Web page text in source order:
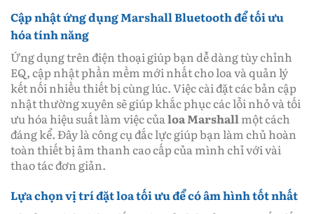
Cập nhật ứng dụng Marshall Bluetooth để tối ưu
hóa tính năng
Ứng dụng trên điện thoại giúp bạn dễ dàng tùy chỉnh
EQ, cập nhật phần mềm mới nhất cho loa và quản lý
kết nối nhiều thiết bị cùng lúc. Việc cài đặt các bản cập
nhật thường xuyên sẽ giúp khắc phục các lỗi nhỏ và tối
ưu hóa hiệu suất làm việc của loa Marshall một cách
đáng kể. Đây là công cụ đắc lực giúp bạn làm chủ hoàn
toàn thiết bị âm thanh cao cấp của mình chỉ với vài
thao tác đơn giản.
Lựa chọn vị trí đặt loa tối ưu để có âm hình tốt nhất